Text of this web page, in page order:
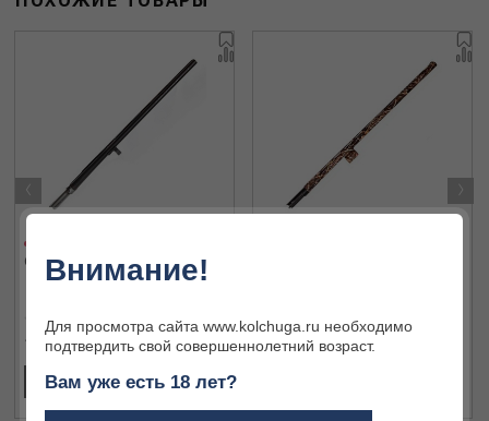
Ствол Benelli M2 12/76 71
110 208 ₽
ПОДРОБНЕЕ
25 712 ₽
‹ ›
Внимание!
Для просмотра сайта www.kolchuga.ru необходимо
подтвердить свой совершеннолетний возраст.
Вам уже есть 18 лет?